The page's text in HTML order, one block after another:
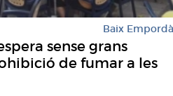
Baix Empordà
sense grans
de fumar a les